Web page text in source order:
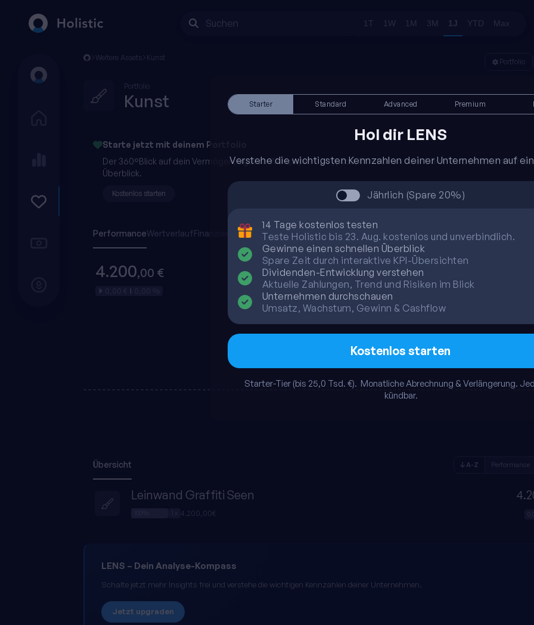
Suchen 1T 1W 1M 3M 1J YTD Max
Weitere Assets Kunst Portfolio
Portfolio
Kunst
Starte jetzt mit deinem Portfolio
Der 360°Blick auf dein Vermögen, egal ob Wertpapiere, Kryptos, Immobilien oder Uhren du behälst immer
Überblick.
Kostenlos starten
PerformanceWertverlaufFinanzierung
4.200,00 €
Übersicht A-Z Performance
Leinwand Graffiti Seen
4.200,00€
LENS – Dein Analyse-Kompass
Schalte jetzt mehr Insights frei und verstehe die wichtigen Kennzahlen deiner Unternehmen.
Jetzt upgraden
Starter Standard Advanced Premium
Hol dir LENS
Verstehe die wichtigsten Kennzahlen deiner Unternehmen auf
Jährlich (Spare 20%)
14 Tage kostenlos testen
Teste Holistic bis 23. Aug. kostenlos und unverbindlich.
Gewinne einen schnellen Überblick
Spare Zeit durch interaktive KPI-Übersichten
Dividenden-Entwicklung verstehen
Aktuelle Zahlungen, Trend und Risiken im Blick
Unternehmen durchschauen
Umsatz, Wachstum, Gewinn & Cashflow
Kostenlos starten
Starter-Tier (bis 25,0 Tsd. €). MonatlicheAbrechnung & Verlängerung.
kündbar.